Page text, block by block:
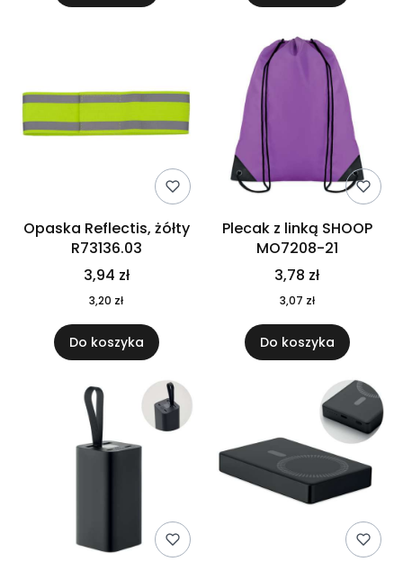
Opaska Reflectis, żółty
R73136.03
3,94 zł
3,20 zł
Do koszyka
Plecak z linką SHOOP
MO7208-21
3,78 zł
3,07 zł
Do koszyka